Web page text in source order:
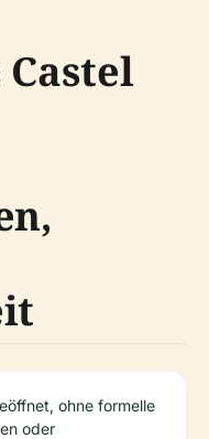
Castel
ohne formelle
oder